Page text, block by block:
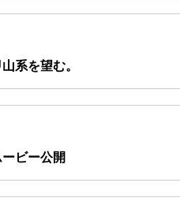
系を望む。
ビー公開